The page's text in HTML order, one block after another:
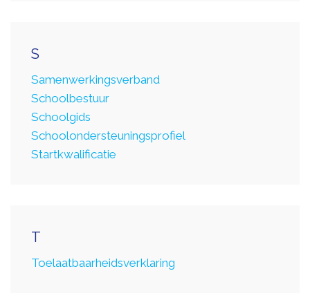
S
Samenwerkingsverband
Schoolbestuur
Schoolgids
Schoolondersteuningsprofiel
Startkwalificatie
T
Toelaatbaarheidsverklaring